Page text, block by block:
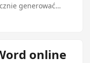
generować
$99
online